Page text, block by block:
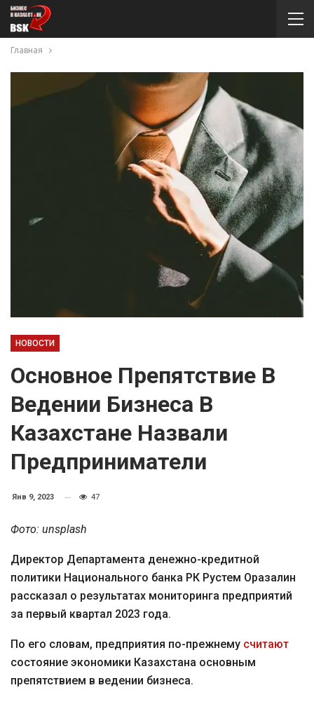
Главная
НОВОСТИ
Основное Препятствие В
Ведении Бизнеса В
Казахстане Назвали
Предприниматели
Янв 9, 2023 47
Фото: unsplash
Директор Департамента денежно-кредитной
политики Национального банка РК Рустем Оразалин
рассказал о результатах мониторинга предприятий
за первый квартал 2023 года.
По его словам, предприятия по-прежнему считают
состояние экономики Казахстана основным
препятствием в ведении бизнеса.